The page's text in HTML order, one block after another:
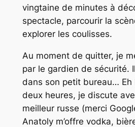
vingtaine de minutes à
spectacle, parcourir la
explorer les coulisses.
Au moment de quitter, je
par le gardien de sécurité.
dans son petit bureau… Eh
deux heures, je discute
meilleur russe (merci
Anatoly m’offre vodka,